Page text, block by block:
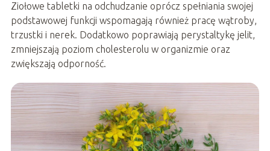
Ziołowe tabletki na odchudzanie oprócz spełniania swojej
podstawowej funkcji wspomagają również pracę wątroby,
trzustki i nerek. Dodatkowo poprawiają perystaltykę jelit,
zmniejszają poziom cholesterolu w organizmie oraz
zwiększają odporność.